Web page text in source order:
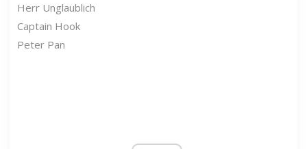
Herr Unglaublich
Captain Hook
Peter Pan